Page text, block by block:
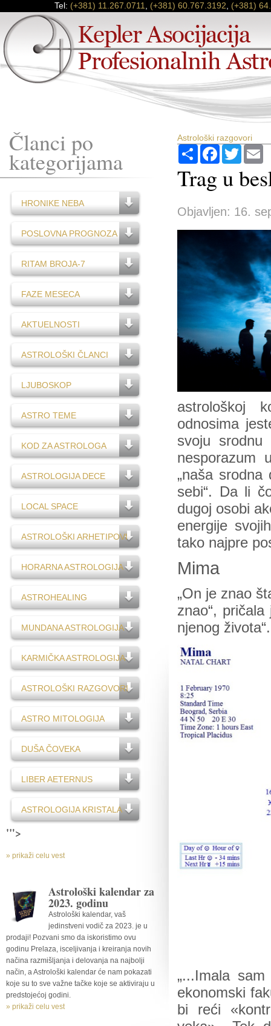
Tel: (+381) 11.267.0711 (+381) 60.767.3192 (+381)
Članci po
kategorijama
HRONIKE NEBA
POSLOVNA PROGNOZA
RITAM BROJA-7
FAZE MESECA
AKTUELNOSTI
ASTROLOŠKI ČLANCI
LJUBOSKOP
ASTRO TEME
KOD ZA ASTROLOGA
ASTROLOGIJA DECE
LOCAL SPACE
ASTROLOŠKI ARHETIPOVI
HORARNA ASTROLOGIJA
ASTROHEALING
MUNDANA ASTROLOGIJA
KARMIČKA ASTROLOGIJA
ASTROLOŠKI RAZGOVORI
ASTRO MITOLOGIJA
DUŠA ČOVEKA
LIBER AETERNUS
ASTROLOGIJA KRISTALA
'">
» prikaži celu vest
Astrološki kalendar za
2023. godinu
Astrološki kalendar, vaš
jedinstveni vodič za 2023. je u
prodaji! Pozvani smo da iskoristimo ovu
godinu Prelaza, isceljivanja i kreiranja novih
načina razmišljanja i delovanja na najbolji
način, a Astrološki kalendar će nam pokazati
koje su to sve važne tačke koje se aktiviraju u
predstojećoj godini.
» prikaži celu vest
Astrološki razgovori
PodijeliFacebook
Twitter
Trag u
Objavljen: 16.
astrološkoj
odnosima
svoju
nesporazum
„naša
sebi“. Da li
dugoj osobi
energije
tako najpre
Mima
„On je znao
znao“,
njenog života“.
„...Imala
ekonomski
bi reći